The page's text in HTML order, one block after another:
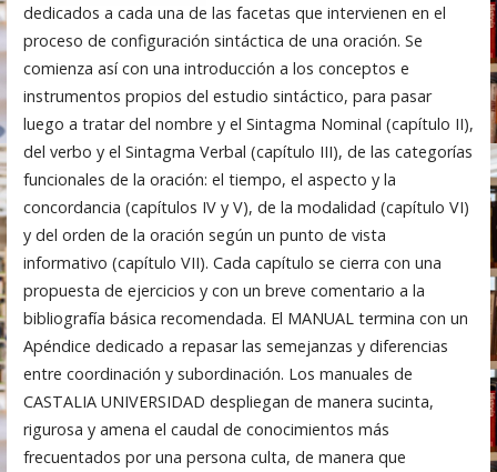
dedicados a cada una de las facetas que intervienen en el
proceso de configuración sintáctica de una oración. Se
comienza así con una introducción a los conceptos e
instrumentos propios del estudio sintáctico, para pasar
luego a tratar del nombre y el Sintagma Nominal (capítulo II),
del verbo y el Sintagma Verbal (capítulo III), de las categorías
funcionales de la oración: el tiempo, el aspecto y la
concordancia (capítulos IV y V), de la modalidad (capítulo VI)
y del orden de la oración según un punto de vista
informativo (capítulo VII). Cada capítulo se cierra con una
propuesta de ejercicios y con un breve comentario a la
bibliografía básica recomendada. El MANUAL termina con un
Apéndice dedicado a repasar las semejanzas y diferencias
entre coordinación y subordinación. Los manuales de
CASTALIA UNIVERSIDAD despliegan de manera sucinta,
rigurosa y amena el caudal de conocimientos más
frecuentados por una persona culta, de manera que